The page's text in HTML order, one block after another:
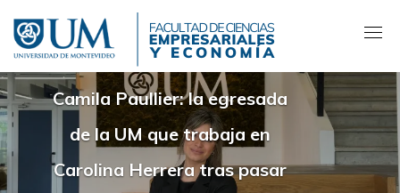
contenido
principal
Camila Paullier: la egresada
de la UM que trabaja en
Carolina Herrera tras pasar